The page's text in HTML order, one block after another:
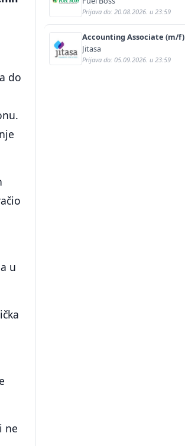
do
u
ne
Prijava do: 20.08.2026. u 23:59
Accounting Associate (m/f)
Jitasa
Prijava do: 05.09.2026. u 23:59